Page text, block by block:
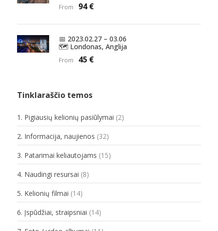
From 94 €
📅 2023.02.27 – 03.06
🗺️ Londonas, Anglija
From 45 €
Tinklaraščio temos
1. Pigiausių kelionių pasiūlymai (2)
2. Informacija, naujienos (32)
3. Patarimai keliautojams (15)
4. Naudingi resursai (8)
5. Kelionių filmai (14)
6. Įspūdžiai, straipsniai (14)